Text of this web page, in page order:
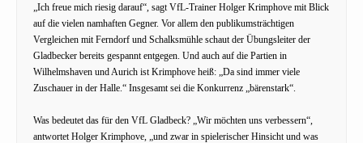
„Ich freue mich riesig darauf“, sagt VfL-Trainer Holger Krimphove mit Blick
auf die vielen namhaften Gegner. Vor allem den publikumsträchtigen
Vergleichen mit Ferndorf und Schalksmühle schaut der Übungsleiter der
Gladbecker bereits gespannt entgegen. Und auch auf die Partien in
Wilhelmshaven und Aurich ist Krimphove heiß: „Da sind immer viele
Zuschauer in der Halle.“ Insgesamt sei die Konkurrenz „bärenstark“.
Was bedeutet das für den VfL Gladbeck? „Wir möchten uns verbessern“,
antwortet Holger Krimphove, „und zwar in spielerischer Hinsicht und was